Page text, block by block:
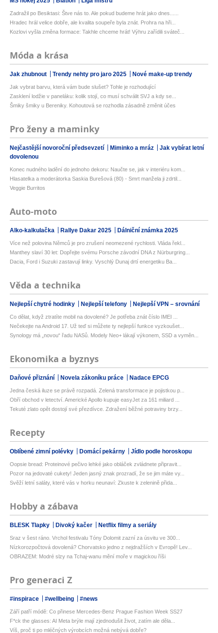
Zadražil po Besiktasi: Štve nás to. Ale pokud budeme hrát jako dnes......
Hradec hrál velice dobře, ale kvalita soupeře byla znát. Prohra na hři...
Kozlovi vyšla změna formace: Takhle chceme hrát! Výhru zařídili sváteč...
Móda a krása
Jak zhubnout Trendy nehty pro jaro 2025 Nové make-up trendy
Jak vybrat barvu, která vám bude slušet? Tohle je rozhodující
Zasklení lodžie v paneláku: kolik stojí, co musí schválit SVJ a kdy se...
Šmiky šmiky u Bereniky. Kohoutová se rozhodla zásadně změnit účes
Pro ženy a maminky
Nejčastější novoroční předsevzetí Miminko a mráz
Jak vybírat letní
dovolenou
Konec nudného ladění do jednoho dekoru: Naučte se, jak v interiéru kom...
Hlasatelka a moderátorka Saskia Burešová (80) - Smrt manžela ji zdrtil...
Veggie Burritos
Auto-moto
Alko-kalkulačka Rallye Dakar 2025 Dálniční známka 2025
Více než polovina Němců je pro zrušení neomezené rychlosti. Vláda řekl...
Manthey slaví 30 let: Dopřejte svému Porsche závodní DNA z Nürburgring...
Dacia, Ford i Suzuki zastavují linky. Vyschlý Dunaj drtí energetiku Ba...
Věda a technika
Nejlepší chytré hodinky Nejlepší telefony Nejlepší VPN – srovnání
Co dělat, když ztratíte mobil na dovolené? Je potřeba znát číslo IMEI ...
Nečekejte na Android 17. Už teď si můžete ty nejlepší funkce vyzkoušet...
Synology má „novou“ řadu NASů. Modely Neo+ lákají výkonem, SSD a vyměn...
Ekonomika a byznys
Daňové přiznání Novela zákoníku práce Nadace EPCG
Jedna česká iluze se právě rozpadá. Zelená transformace je pojistkou p...
Obří obchod v letectví. Americké Apollo kupuje easyJet za 161 miliard ...
Tekuté zlato opět dostojí své přezdívce. Zdražení běžné potraviny brzy...
Recepty
Oblíbené zimní polévky Domácí pekárny Jídlo podle horoskopu
Oopsie bread: Proteinové pečivo lehké jako obláček zvládnete připravit...
Pozor na jedovaté cukety! Jeden jasný znak prozradí, že se jim máte vy...
Svěží letní saláty, které vás v horku neunaví: Zkuste k zelenině přida...
Hobby a zábava
BLESK Tlapky Divoký kačer Netflix filmy a seriály
Sraz v šest ráno. Vrchol festivalu Tóny Dolomit zazní za úsvitu ve 300...
Nízkorozpočtová dovolená? Chorvatsko jedno z nejdražších v Evropě! Lev...
OBRAZEM: Modré slzy na Tchaj-wanu mění moře v magickou říši
Pro generaci Z
#inspirace #wellbeing #news
Září patří módě: Co přinese Mercedes-Benz Prague Fashion Week SS27
F*ck the glasses: AI Meta brýle mají zjednodušit život, zatím ale děla...
Víš, proč ti po mléčných výrobcích možná nebývá dobře?